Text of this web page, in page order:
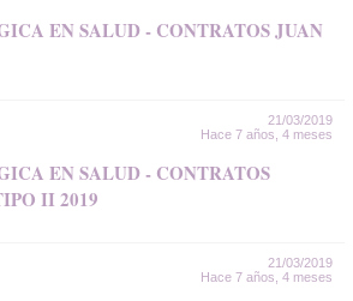
EN SALUD - CONTRATOS JUAN
21/03/2019
Hace 7 años, 4 meses
EN SALUD - CONTRATOS
II 2019
21/03/2019
Hace 7 años, 4 meses